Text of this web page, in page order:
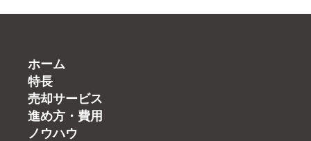
ホーム
特長
売却サービス
進め方・費用
ノウハウ